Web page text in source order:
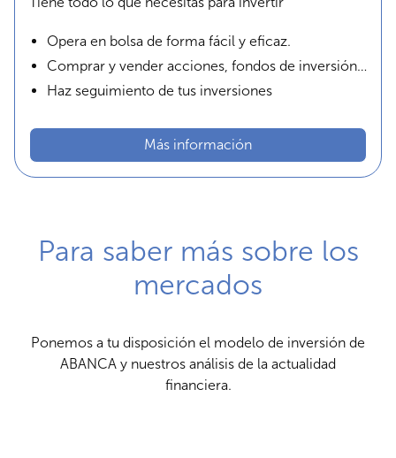
Opera en bolsa de forma fácil y eficaz.
Comprar y vender acciones, fondos de inversión…
Haz seguimiento de tus inversiones
Más información
Para saber más sobre los
mercados
Ponemos a tu disposición el modelo de inversión de
ABANCA y nuestros análisis de la actualidad
financiera.